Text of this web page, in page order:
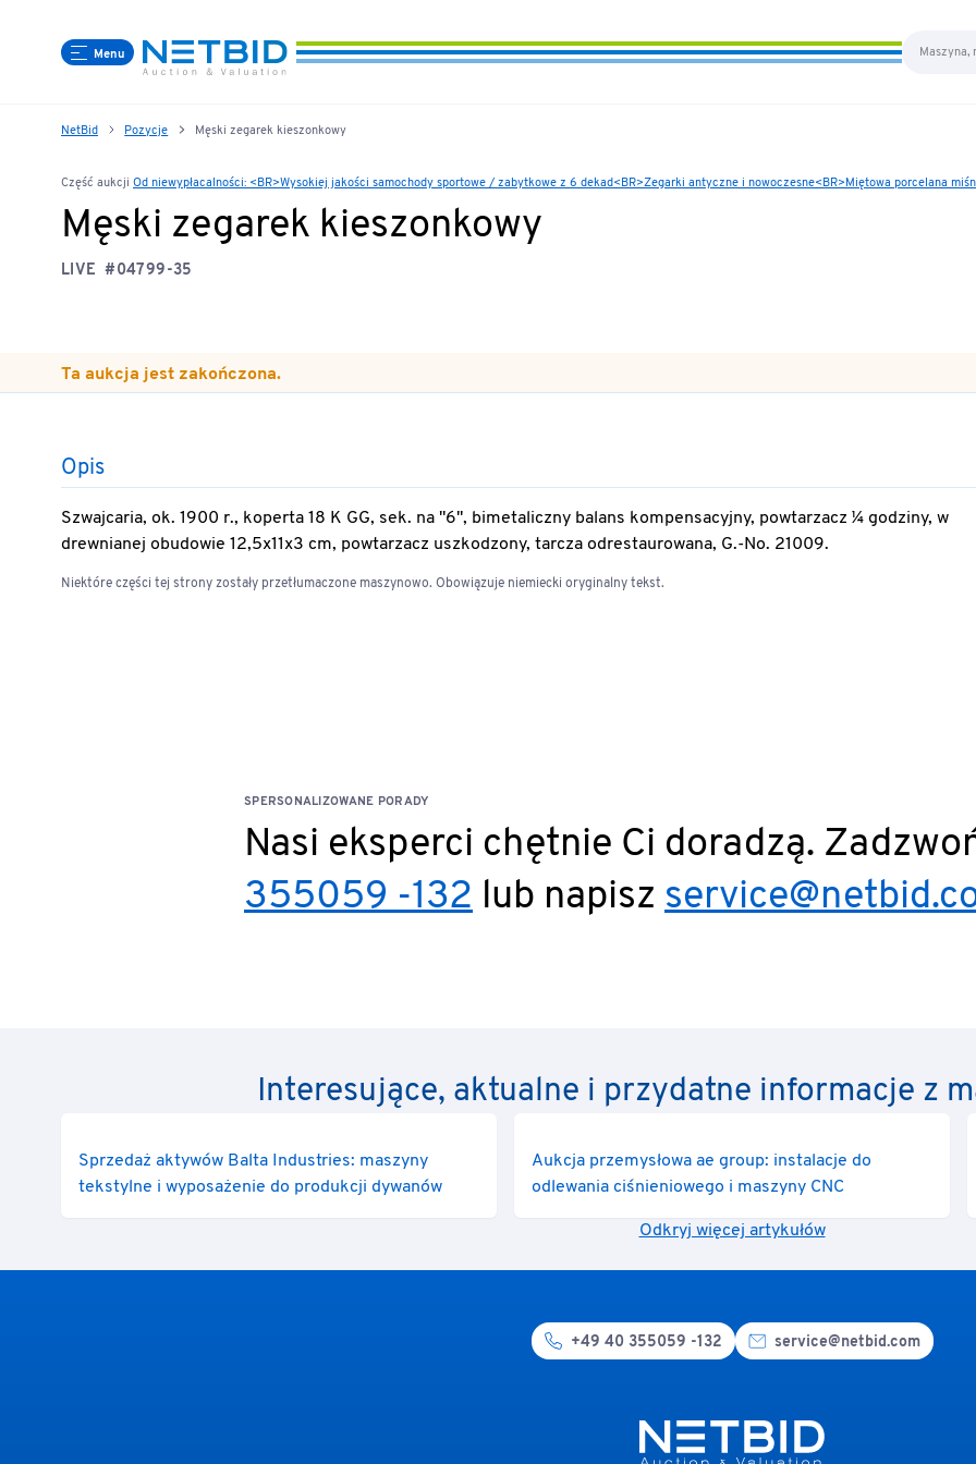
Menu
NetBid Pozycje Męski zegarek kieszonkowy
Część aukcji Od niewypłacalności: <BR>Wysokiej jakości samochody sportowe / zabytkowe z 6 dekad<BR>Zegarki antyczne i nowoczesne<BR>Miętowa porcelana
Męski zegarek kieszonkowy
LIVE #04799-35
Ta aukcja jest zakończona.
Opis
Szwajcaria, ok. 1900 r., koperta 18 K GG, sek. na "6", bimetaliczny balans kompensacyjny, powtarzacz ¼ godziny, w
drewnianej obudowie 12,5x11x3 cm, powtarzacz uszkodzony, tarcza odrestaurowana, G.-No. 21009.
Niektóre części tej strony zostały przetłumaczone maszynowo. Obowiązuje niemiecki oryginalny tekst.
SPERSONALIZOWANE PORADY
Nasi eksperci chętnie Ci doradzą.
355059 -132 lub napisz
Interesujące, aktualne i przydatne informacje z
Sprzedaż aktywów Balta Industries: maszyny
tekstylne i wyposażenie do produkcji dywanów
Aukcja przemysłowa ae group: instalacje do
odlewania ciśnieniowego i maszyny CNC
Odkryj więcej artykułów
+49 40 355059 -132 service@netbid.com